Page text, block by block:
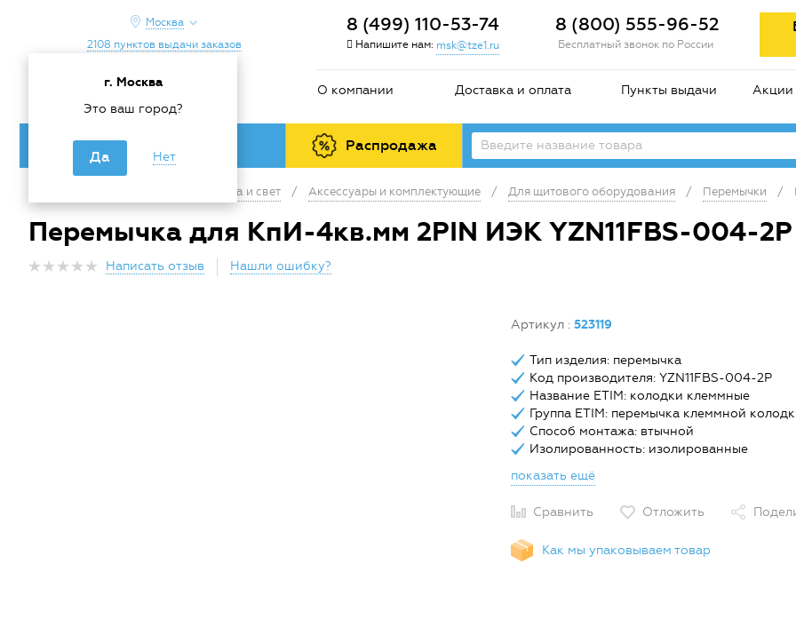
Москва
г. Москва
Это ваш город?
Да Нет
2108 пунктов выдачи заказов
8 (499) 110-53-74
Напишите нам: msk@tze1.ru
8 (800) 555-96-52
Бесплатный звонок по России
О компании Доставка и оплата Пункты выдачи Акции
Каталог товаров Распродажа
Электрика и свет / Аксессуары и комплектующие / Для щитового оборудования / Перемычки /
Перемычка для КпИ-4кв.мм 2PIN ИЭК YZN11FBS-004-
Написать отзыв Нашли ошибку?
Артикул : 523119
Тип изделия: перемычка
Код производителя: YZN11FBS-004-2P
Название ETIM: колодки клеммные
Группа ETIM: перемычка клеммной
Способ монтажа: втычной
Изолированность: изолированные
показать ещё
Сравнить Отложить
Как мы упаковываем товар